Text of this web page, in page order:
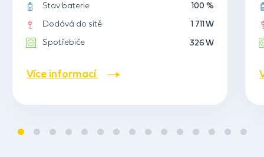
Stav baterie
100 %
Dodává do sítě
1 711 W
Spotřebiče
326 W
Více informací